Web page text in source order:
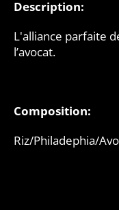
Description:
L'alliance parfaite
l’avocat.
Composition:
Riz/Philadephia/